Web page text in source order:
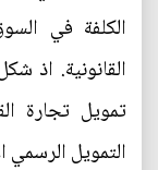
الكلفة في
القانونية. اذ
تمويل تجارة
التمويل الرسمي